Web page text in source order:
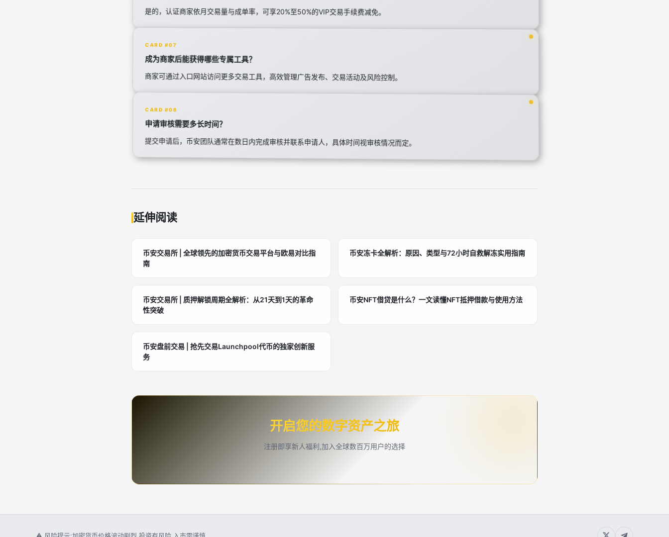
是的，认证商家依月交易量与成单率，可享20%至50%的VIP交易手续费减免。
CARD #07
成为商家后能获得哪些专属工具？
商家可通过入口网站访问更多交易工具，高效管理广告发布、交易活动及风险控制。
CARD #08
申请审核需要多长时间？
提交申请后，币安团队通常在数日内完成审核并联系申请人，具体时间视审核情况而定。
延伸阅读
币安交易所 | 全球领先的加密货币交易平台与欧易对比指
南
币安冻卡全解析：原因、类型与72小时自救解冻实用指南
币安交易所 | 质押解锁周期全解析：从21天到1天的革命
性突破
币安NFT借贷是什么？一文读懂NFT抵押借款与使用方法
币安盘前交易 | 抢先交易Launchpool代币的独家创新服
务
开启您的数字资产之旅
注册即享新人福利,加入全球数百万用户的选择